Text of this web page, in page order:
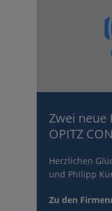
Zwei neue
OPITZ
Herzlichen
und Philipp
Zu den